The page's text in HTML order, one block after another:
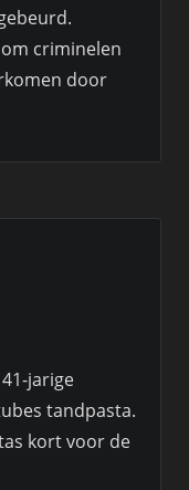
criminelen
door
jarige
tandpasta.
kort voor de